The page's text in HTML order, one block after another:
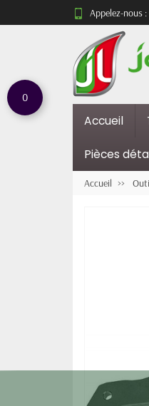
0
Appelez-nous :
Accueil
Pièces
Accueil